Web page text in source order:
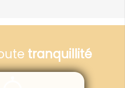
tranquillité